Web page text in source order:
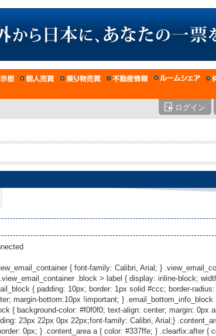
ログイン
{ font-family: Calibri, Arial; }
.block > label { display: inline-block;
{ padding: 10px; border: 1px solid #ccc; border-
margin-bottom:10px !important; }
{ background-color: #f0f0f0; text-align: center; margin: 0px
23px 22px 0px 22px;font-family: Calibri, Arial;}
0px; } .content_area a { color: #337ffe; } .clearfix:after {